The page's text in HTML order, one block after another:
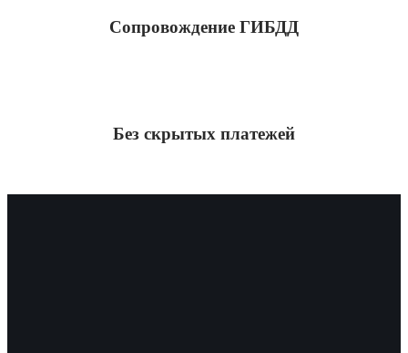
Сопровождение ГИБДД
Без скрытых платежей